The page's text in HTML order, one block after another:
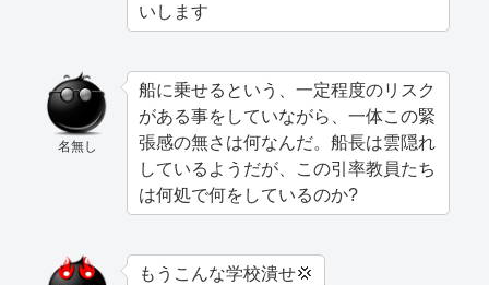
いします
名無し
船に乗せるという、一定程度のリスク
がある事をしていながら、一体この緊
張感の無さは何なんだ。船長は雲隠れ
しているようだが、この引率教員たち
は何処で何をしているのか?
もうこんな学校潰せ💢